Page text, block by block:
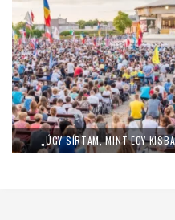
„ÚGY SÍRTAM, MINT EGY